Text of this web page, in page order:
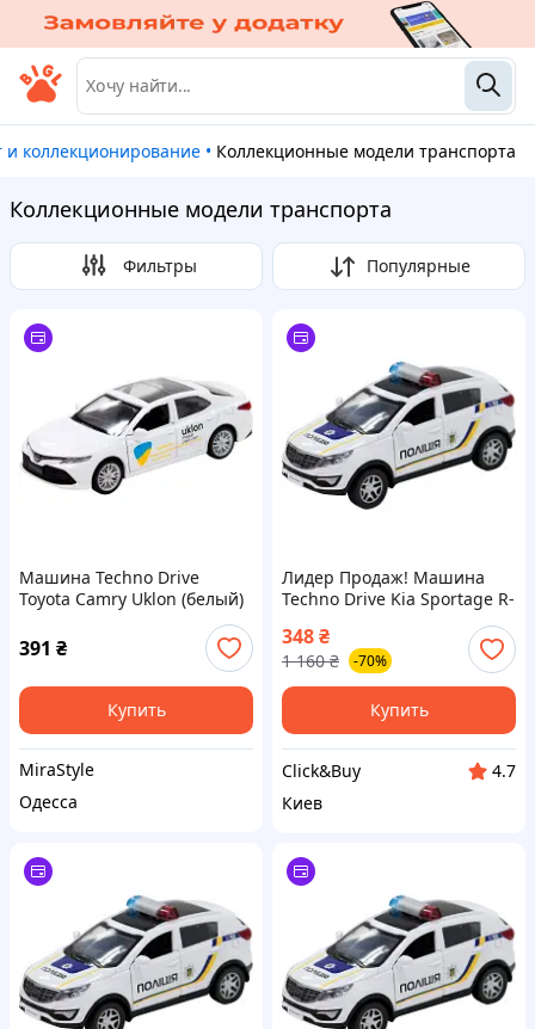
и коллекционирование • Коллекционные модели транспорта
Коллекционные модели транспорта
Фильтры Популярные
Машина Techno Drive
Toyota Camry Uklon (белый)
391 ₴
Купить
MiraStyle
Одесса
Лидер Продаж! Машина
Techno Drive Kia Sportage R-
Полиция (250293) - КлікБай
348₴
1 160 ₴ -70%
Купить
Click&Buy
4.7
Киев